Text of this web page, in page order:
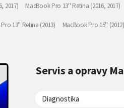
2017) MacBook Pro 13'' Retina (2016, 2017)
13'' Retina (2013) MacBook Pro 15'' (2012)
Servis a opravy
Diagnostika